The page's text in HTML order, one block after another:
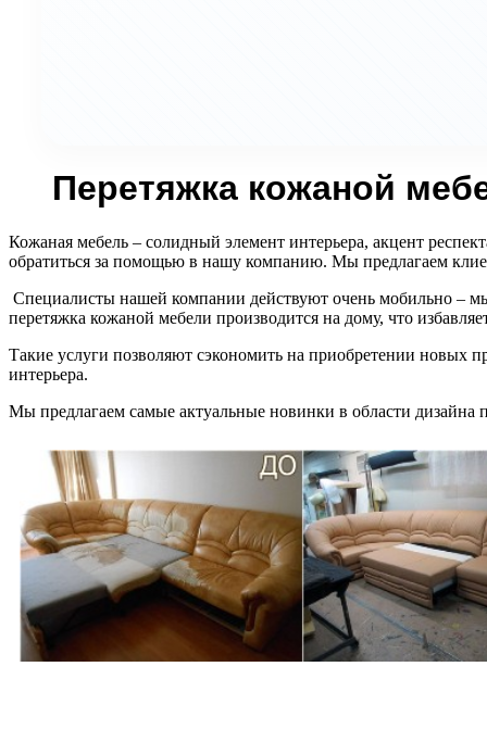
Перетяжка кожаной
Кожаная мебель – солидный элемент интерьера, акцент
обратиться за помощью в нашу компанию. Мы предлагаем
Специалисты нашей компании действуют очень мобильно –
перетяжка кожаной мебели производится на дому, что
Такие услуги позволяют сэкономить на приобретении новых
интерьера.
Мы предлагаем самые актуальные новинки в области дизайна